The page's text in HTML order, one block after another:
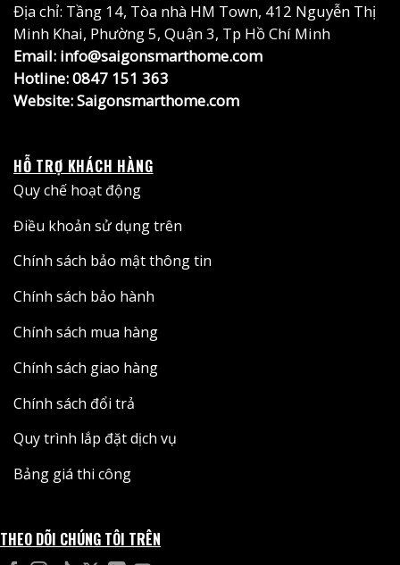
Địa chỉ: Tầng 14, Tòa nhà HM Town, 412 Nguyễn Thị
Minh Khai, Phường 5, Quận 3, Tp Hồ Chí Minh
Email: info@saigonsmarthome.com
Hotline:0847 151 363
Website:Saigonsmarthome.com
HỖ TRỢ KHÁCH HÀNG
Quy chế hoạt động
Điều khoản sử dụng trên
Chính sách bảo mật thông tin
Chính sách bảo hành
Chính sách mua hàng
Chính sách giao hàng
Chính sách đổi trả
Quy trình lắp đặt dịch vụ
Bảng giá thi công
THEO DÕI CHÚNG TÔI TRÊN